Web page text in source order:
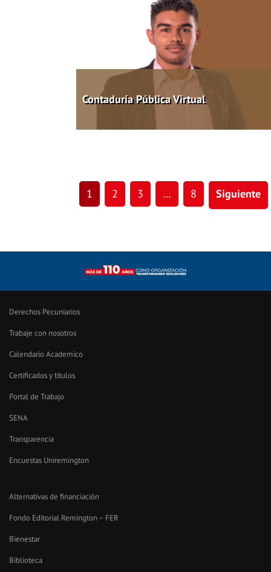
Contaduría Pública Virtual
1 2 3 … 8 Siguiente
Derechos Pecuniarios
Trabaje con nosotros
Calendario Academico
Certificados y títulos
Portal de Trabajo
SENA
Transparencia
Encuestas Uniremington
Alternativas de financiación
Fondo Editorial Remington – FER
Bienestar
Biblioteca